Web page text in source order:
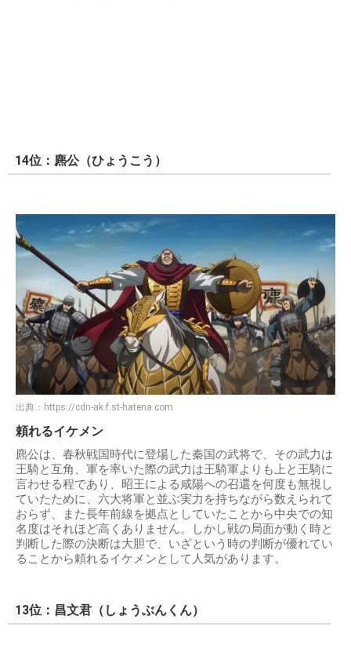
14位：麃公（ひょうこう）
出典： https://cdn-ak.f.st-hatena.com
頼れるイケメン
麃公は、春秋戦国時代に登場した秦国の武将で、その武力は
王騎と互角、軍を率いた際の武力は王騎軍よりも上と王騎に
言わせる程であり、昭王による咸陽への召還を何度も無視し
ていたために、六大将軍と並ぶ実力を持ちながら数えられて
おらず、また長年前線を拠点としていたことから中央での知
名度はそれほど高くありません。しかし戦の局面が動く時と
判断した際の決断は大胆で、いざという時の判断が優れてい
ることから頼れるイケメンとして人気があります。
13位：昌文君（しょうぶんくん）